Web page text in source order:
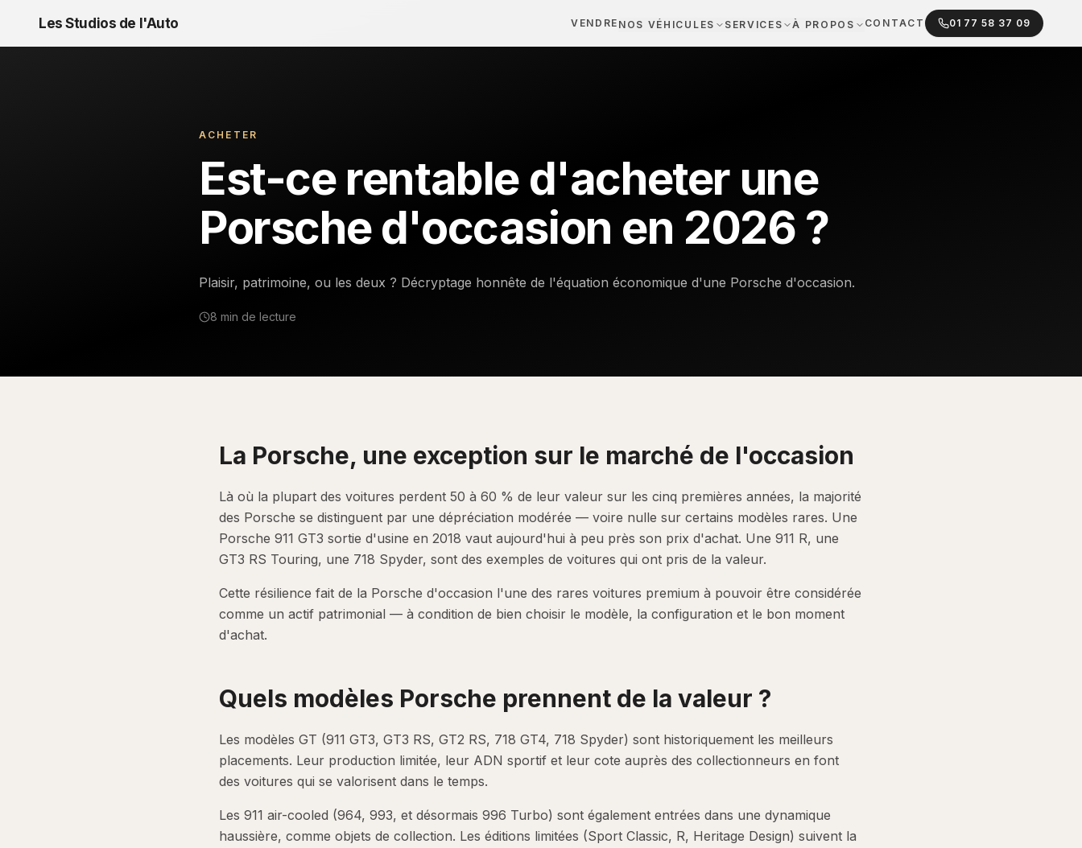
Les Studios de l'Auto VENDRE NOS VÉHICULES SERVICES À PROPOS CONTACT 01 77 58 37 09
ACHETER
Est-ce rentable d'acheter une
Porsche d'occasion en 2026 ?
Plaisir, patrimoine, ou les deux ? Décryptage honnête de l'équation économique d'une Porsche d'occasion.
8 min de lecture
La Porsche, une exception sur le marché de l'occasion
Là où la plupart des voitures perdent 50 à 60 % de leur valeur sur les cinq premières années, la majorité
des Porsche se distinguent par une dépréciation modérée — voire nulle sur certains modèles rares. Une
Porsche 911 GT3 sortie d'usine en 2018 vaut aujourd'hui à peu près son prix d'achat. Une 911 R, une
GT3 RS Touring, une 718 Spyder, sont des exemples de voitures qui ont pris de la valeur.
Cette résilience fait de la Porsche d'occasion l'une des rares voitures premium à pouvoir être considérée
comme un actif patrimonial — à condition de bien choisir le modèle, la configuration et le bon moment
d'achat.
Quels modèles Porsche prennent de la valeur ?
Les modèles GT (911 GT3, GT3 RS, GT2 RS, 718 GT4, 718 Spyder) sont historiquement les meilleurs
placements. Leur production limitée, leur ADN sportif et leur cote auprès des collectionneurs en font
des voitures qui se valorisent dans le temps.
Les 911 air-cooled (964, 993, et désormais 996 Turbo) sont également entrées dans une dynamique
haussière, comme objets de collection. Les éditions limitées (Sport Classic, R, Heritage Design) suivent la